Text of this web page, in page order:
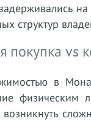
структур
покупка vs
в